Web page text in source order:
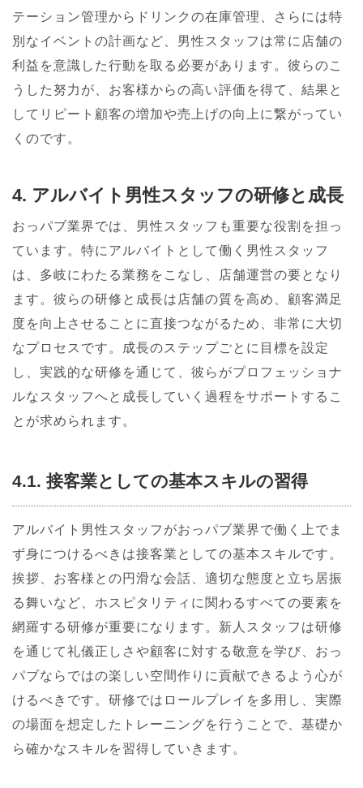
テーション管理からドリンクの在庫管理、さらには特
別なイベントの計画など、男性スタッフは常に店舗の
利益を意識した行動を取る必要があります。彼らのこ
うした努力が、お客様からの高い評価を得て、結果と
してリピート顧客の増加や売上げの向上に繋がってい
くのです。
4. アルバイト男性スタッフの研修と成長
おっパブ業界では、男性スタッフも重要な役割を担っ
ています。特にアルバイトとして働く男性スタッフ
は、多岐にわたる業務をこなし、店舗運営の要となり
ます。彼らの研修と成長は店舗の質を高め、顧客満足
度を向上させることに直接つながるため、非常に大切
なプロセスです。成長のステップごとに目標を設定
し、実践的な研修を通じて、彼らがプロフェッショナ
ルなスタッフへと成長していく過程をサポートするこ
とが求められます。
4.1. 接客業としての基本スキルの習得
アルバイト男性スタッフがおっパブ業界で働く上でま
ず身につけるべきは接客業としての基本スキルです。
挨拶、お客様との円滑な会話、適切な態度と立ち居振
る舞いなど、ホスピタリティに関わるすべての要素を
網羅する研修が重要になります。新人スタッフは研修
を通じて礼儀正しさや顧客に対する敬意を学び、おっ
パブならではの楽しい空間作りに貢献できるよう心が
けるべきです。研修ではロールプレイを多用し、実際
の場面を想定したトレーニングを行うことで、基礎か
ら確かなスキルを習得していきます。